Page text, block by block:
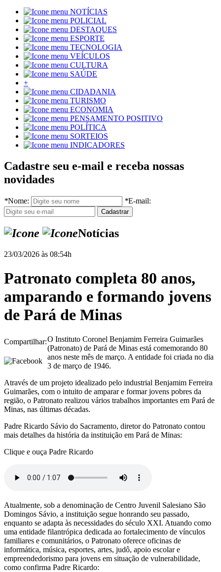
NOTÍCIAS
POLICIAL
DESTAQUES
ESPORTE
TECNOLOGIA
VEÍCULOS
CULTURA
SAÚDE
+
CIDADANIA
TURISMO
ECONOMIA
PENSAMENTO POSITIVO
POLÍTICA
SORTEIOS
INDICADORES
Cadastre seu e-mail e receba nossas
novidades
*Nome: *E-mail:
Notícias
23/03/2026 às 08:54h
Patronato completa 80 anos,
amparando e formando jovens
de Pará de Minas
Compartilhar:O Instituto Coronel Benjamim Ferreira Guimarães
(Patronato) de Pará de Minas está comemorando 80
anos neste mês de março. A entidade foi criada no dia
3 de março de 1946.
Através de um projeto idealizado pelo industrial Benjamim Ferreira
Guimarães, com o intuito de amparar e formar jovens pobres da
região, o Patronato realizou vários trabalhos importantes em Pará de
Minas, nas últimas décadas.
Padre Ricardo Sávio do Sacramento, diretor do Patronato contou
mais detalhes da história da instituição em Pará de Minas:
Clique e ouça Padre Ricardo
Atualmente, sob a denominação de Centro Juvenil Salesiano São
Domingos Sávio, a instituição segue honrando seu passado,
enquanto se adapta às necessidades do século XXI. Atuando como
uma entidade filantrópica dedicada ao fortalecimento de vínculos
familiares e comunitários, o Patronato oferece oficinas de
informática, música, esportes, artes, judô, apoio escolar e
empreendedorismo para jovens em situação de vulnerabilidade,
como confirma Padre Ricardo: